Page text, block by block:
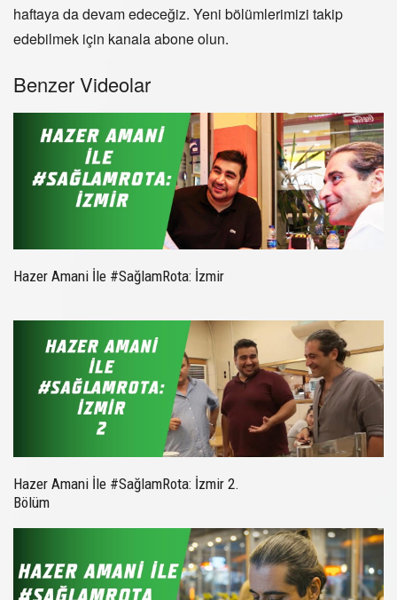
haftaya da devam edeceğiz. Yeni bölümlerimizi takip
edebilmek için kanala abone olun.
Benzer Videolar
Hazer Amani İle #SağlamRota: İzmir
Hazer Amani İle #SağlamRota: İzmir 2.
Bölüm